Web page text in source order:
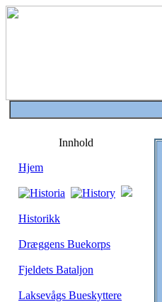
Innhold
Hjem
Historikk
Dræggens Buekorps
Fjeldets Bataljon
Laksevågs Bueskyttere